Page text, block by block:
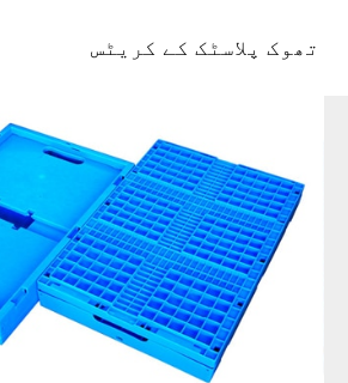
جائیں۔
تھوک پلاسٹک کے کریٹس